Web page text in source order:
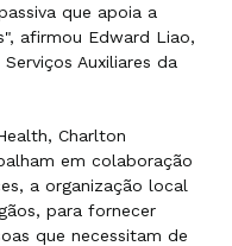
que apoia a
afirmou Edward Liao,
Auxiliares da
Charlton
em colaboração
a organização local
para fornecer
que necessitam de